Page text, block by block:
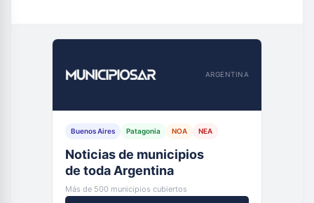
ARGENTINA
Buenos Aires Patagonia NOA NEA
Noticias de municipios
de toda Argentina
Más de 500 municipios cubiertos